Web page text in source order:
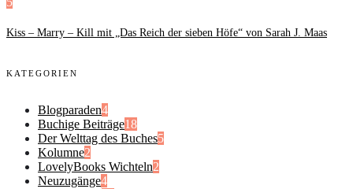
Kiss – Marry – Kill mit „Das Reich der sieben Höfe“ von Sarah J. Maas
KATEGORIEN
Blogparaden4
Buchige Beiträge18
Der Welttag des Buches5
Kolumne2
LovelyBooks Wichteln2
Neuzugänge4